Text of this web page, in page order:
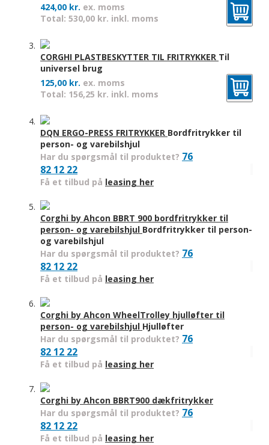
424,00 kr. ex. moms
Total: 530,00 kr. inkl. moms
CORGHI PLASTBESKYTTER TIL FRITRYKKER Til
universel brug
125,00 kr. ex. moms
Total: 156,25 kr. inkl. moms
DQN ERGO-PRESS FRITRYKKER Bordfritrykker til
person- og varebilshjul
Har du spørgsmål til produktet? 76
82 12 22
Få et tilbud på leasing her
Corghi by Ahcon BBRT 900 bordfritrykker til
person- og varebilshjul Bordfritrykker til person-
og varebilshjul
Har du spørgsmål til produktet? 76
82 12 22
Få et tilbud på leasing her
Corghi by Ahcon WheelTrolley hjulløfter til
person- og varebilshjul Hjulløfter
Har du spørgsmål til produktet? 76
82 12 22
Få et tilbud på leasing her
Corghi by Ahcon BBRT900 dækfritrykker
Har du spørgsmål til produktet? 76
82 12 22
Få et tilbud på leasing her